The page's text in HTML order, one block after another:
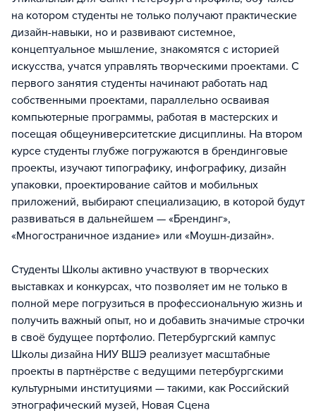
на котором студенты не только получают практические
дизайн-навыки, но и развивают системное,
концептуальное мышление, знакомятся с историей
искусства, учатся управлять творческими проектами. С
первого занятия студенты начинают работать над
собственными проектами, параллельно осваивая
компьютерные программы, работая в мастерских и
посещая общеуниверситетские дисциплины. На втором
курсе студенты глубже погружаются в брендинговые
проекты, изучают типографику, инфографику, дизайн
упаковки, проектирование сайтов и мобильных
приложений, выбирают специализацию, в которой будут
развиваться в дальнейшем — «Брендинг»,
«Многостраничное издание» или «Моушн-дизайн».
Студенты Школы активно участвуют в творческих
выставках и конкурсах, что позволяет им не только в
полной мере погрузиться в профессиональную жизнь и
получить важный опыт, но и добавить значимые строчки
в своё будущее портфолио. Петербургский кампус
Школы дизайна НИУ ВШЭ реализует масштабные
проекты в партнёрстве с ведущими петербургскими
культурными институциями — такими, как Российский
этнографический музей, Новая Сцена